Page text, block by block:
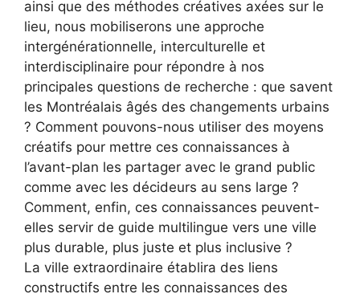
ainsi que des méthodes créatives axées sur le
lieu, nous mobiliserons une approche
intergénérationnelle, interculturelle et
interdisciplinaire pour répondre à nos
principales questions de recherche : que savent
les Montréalais âgés des changements urbains
? Comment pouvons-nous utiliser des moyens
créatifs pour mettre ces connaissances à
l’avant-plan les partager avec le grand public
comme avec les décideurs au sens large ?
Comment, enfin, ces connaissances peuvent-
elles servir de guide multilingue vers une ville
plus durable, plus juste et plus inclusive ?
La ville extraordinaire établira des liens
constructifs entre les connaissances des